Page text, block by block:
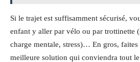
Si le trajet est suffisamment sécurisé,
enfant y aller par vélo ou par trottinette
charge mentale, stress)… En gros, faites
meilleure solution qui conviendra tout